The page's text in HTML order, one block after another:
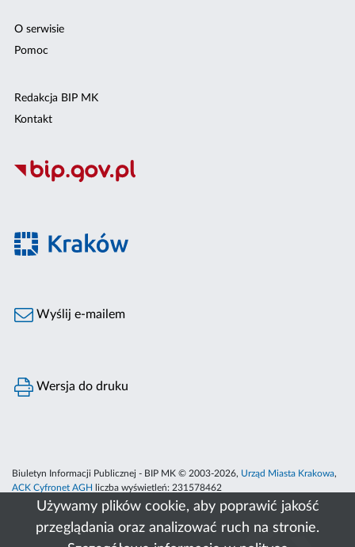
Używamy plików cookie, aby poprawić jakość
przeglądania oraz analizować ruch na stronie.
O serwisie
Pomoc
Redakcja BIP MK
Kontakt
Wyślij e-mailem
Wersja do druku
Biuletyn Informacji Publicznej - BIP MK © 2003-2026, Urząd Miasta Krakowa,
ACK Cyfronet AGH
liczba wyświetleń: 231578462